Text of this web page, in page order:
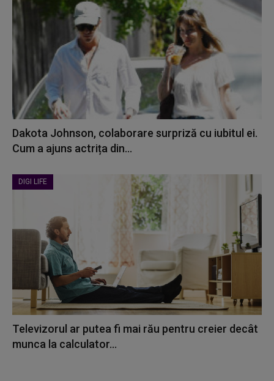
Dakota Johnson, colaborare surpriză cu iubitul ei.
Cum a ajuns actrița din...
DIGI LIFE
Televizorul ar putea fi mai rău pentru creier decât
munca la calculator...